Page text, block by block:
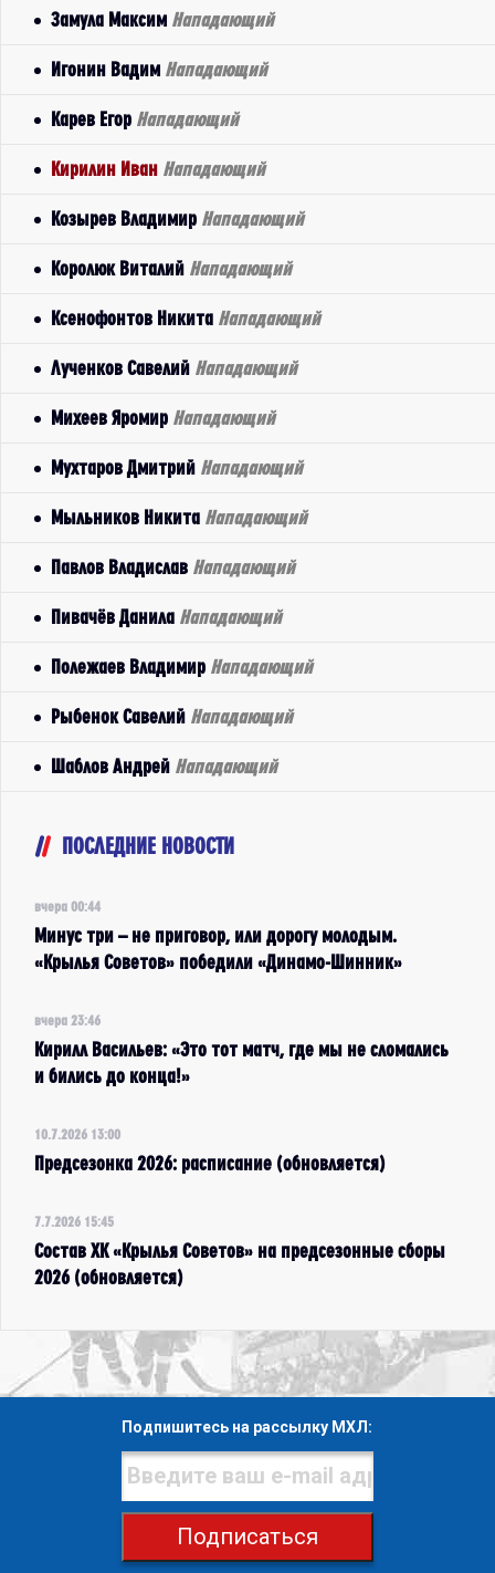
Замула Максим Нападающий
Игонин Вадим Нападающий
Карев Егор Нападающий
Кирилин Иван Нападающий
Козырев Владимир Нападающий
Королюк Виталий Нападающий
Ксенофонтов Никита Нападающий
Лученков Савелий Нападающий
Михеев Яромир Нападающий
Мухтаров Дмитрий Нападающий
Мыльников Никита Нападающий
Павлов Владислав Нападающий
Пивачёв Данила Нападающий
Полежаев Владимир Нападающий
Рыбенок Савелий Нападающий
Шаблов Андрей Нападающий
ПОСЛЕДНИЕ НОВОСТИ
вчера 00:44
Минус три – не приговор, или дорогу молодым.
«Крылья Советов» победили «Динамо-Шинник»
вчера 23:46
Кирилл Васильев: «Это тот матч, где мы не сломались
и бились до конца!»
10.7.2026 13:00
Предсезонка 2026: расписание (обновляется)
7.7.2026 15:45
Состав ХК «Крылья Советов» на предсезонные сборы
2026 (обновляется)
Подпишитесь на рассылку МХЛ:
Подписаться